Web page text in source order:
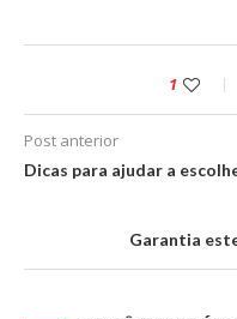
1
Post anterior
Dicas para ajudar a
Garantia